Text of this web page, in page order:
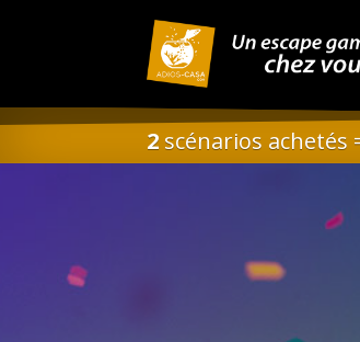
2 scénarios achetés